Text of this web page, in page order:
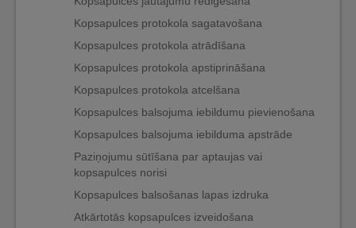
Kopsapulces protokola sagatavošana
Kopsapulces protokola atrādīšana
Kopsapulces protokola apstiprināšana
Kopsapulces protokola atcelšana
Kopsapulces balsojuma iebildumu pievienošana
Kopsapulces balsojuma iebilduma apstrāde
Paziņojumu sūtīšana par aptaujas vai
kopsapulces norisi
Kopsapulces balsošanas lapas izdruka
Atkārtotās kopsapulces izveidošana